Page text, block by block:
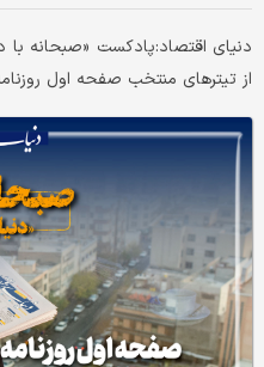
دنیای اقتصاد:پادکست «صبحانه
از تیترهای منتخب صفحه اول